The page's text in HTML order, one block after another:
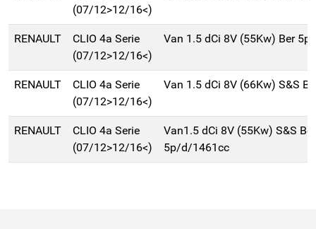
(07/12>12/16<)
RENAULT
CLIO 4a Serie
(07/12>12/16<)
Van 1.5 dCi 8V (55Kw) Ber
RENAULT
CLIO 4a Serie
(07/12>12/16<)
Van 1.5 dCi 8V (66Kw) S&S
RENAULT
CLIO 4a Serie
(07/12>12/16<)
Van1.5 dCi 8V (55Kw) S&S Ber
5p/d/1461cc